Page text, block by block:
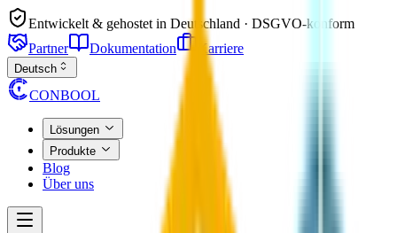
Entwickelt & gehostet in Deutschland · DSGVO-konform
Partner
Dokumentation Karriere
Deutsch
CONBOOL
Lösungen
Produkte
Blog
Über uns